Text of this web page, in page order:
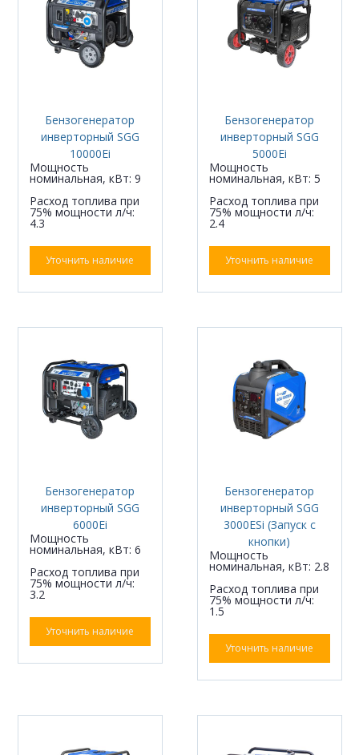
Бензогенератор
инверторный SGG
10000Ei
Мощность
номинальная, кВт: 9
Расход топлива при
75% мощности л/ч:
4.3
Уточнить наличие
Бензогенератор
инверторный SGG
5000Ei
Мощность
номинальная, кВт: 5
Расход топлива при
75% мощности л/ч:
2.4
Уточнить наличие
Бензогенератор
инверторный SGG
6000Ei
Мощность
номинальная, кВт: 6
Расход топлива при
75% мощности л/ч:
3.2
Уточнить наличие
Бензогенератор
инверторный SGG
3000ESi (Запуск с
кнопки)
Мощность
номинальная, кВт: 2.8
Расход топлива при
75% мощности л/ч:
1.5
Уточнить наличие